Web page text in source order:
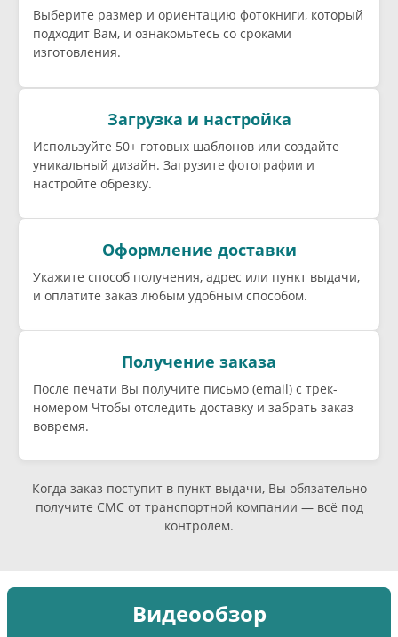
Выберите размер и ориентацию фотокниги, который
подходит Вам, и ознакомьтесь со сроками
изготовления.
Загрузка и настройка
Используйте 50+ готовых шаблонов или создайте
уникальный дизайн. Загрузите фотографии и
настройте обрезку.
Оформление доставки
Укажите способ получения, адрес или пункт выдачи,
и оплатите заказ любым удобным способом.
Получение заказа
После печати Вы получите письмо (email) c трек-
номером Чтобы отследить доставку и забрать заказ
вовремя.
Когда заказ поступит в пункт выдачи, Вы обязательно
получите СМС от транспортной компании — всё под
контролем.
Видеообзор